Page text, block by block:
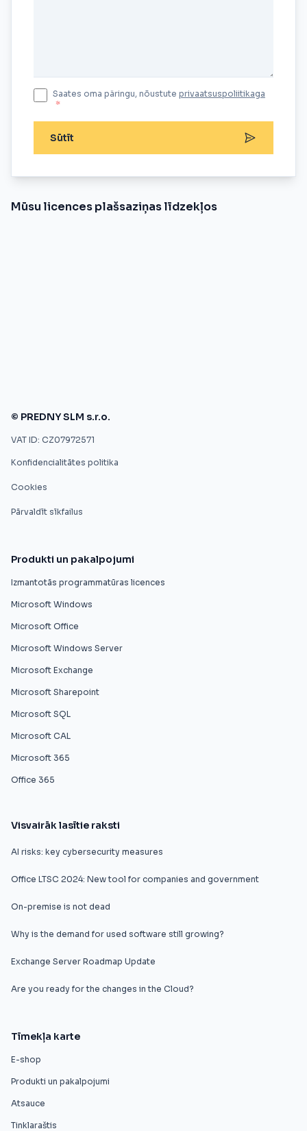
Saates oma päringu, nõustute privaatsuspoliitikaga
*
Sūtīt
Mūsu licences plašsaziņas līdzekļos
© PREDNY SLM s.r.o.
VAT ID: CZ07972571
Konfidencialitātes politika
Cookies
Pārvaldīt sīkfailus
Produkti un pakalpojumi
Izmantotās programmatūras licences
Microsoft Windows
Microsoft Office
Microsoft Windows Server
Microsoft Exchange
Microsoft Sharepoint
Microsoft SQL
Microsoft CAL
Microsoft 365
Office 365
Visvairāk lasītie raksti
AI risks: key cybersecurity measures
Office LTSC 2024: New tool for companies and government
On-premise is not dead
Why is the demand for used software still growing?
Exchange Server Roadmap Update
Are you ready for the changes in the Cloud?
Tīmekļa karte
E-shop
Produkti un pakalpojumi
Atsauce
Tinklaraštis